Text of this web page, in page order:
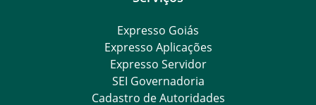
Expresso Goiás
Expresso Aplicações
Expresso Servidor
SEI Governadoria
Cadastro de Autoridades